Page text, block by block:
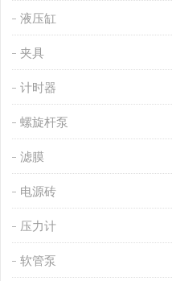
液压缸
夹具
计时器
螺旋杆泵
滤膜
电源砖
压力计
软管泵